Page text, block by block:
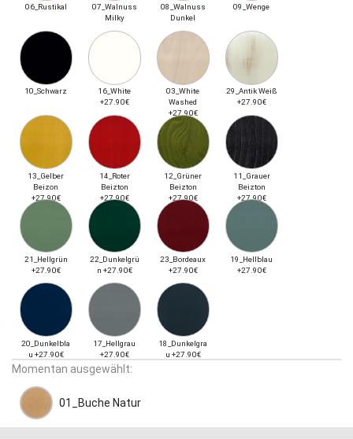
06_Rustikal
07_Walnuss
Milky
08_Walnuss
Dunkel
09_Wenge
10_Schwarz
16_White
+27.90€
03_White
Washed
+27.90€
29_Antik Weiß
+27.90€
13_Gelber
Beizon
+27.90€
14_Roter
Beizton
+27.90€
12_Grüner
Beizton
+27.90€
11_Grauer
Beizton
+27.90€
21_Hellgrün
+27.90€
22_Dunkelgrü
n +27.90€
23_Bordeaux
+27.90€
19_Hellblau
+27.90€
20_Dunkelbla
u +27.90€
17_Hellgrau
+27.90€
18_Dunkelgra
u +27.90€
Momentan ausgewählt:
01_Buche Natur